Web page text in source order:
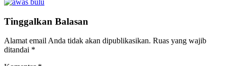
Tinggalkan Balasan
Alamat email Anda tidak akan dipublikasikan. Ruas yang wajib
ditandai *